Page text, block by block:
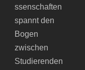
ssenschaften
spannt den
Bogen
zwischen
Studierenden